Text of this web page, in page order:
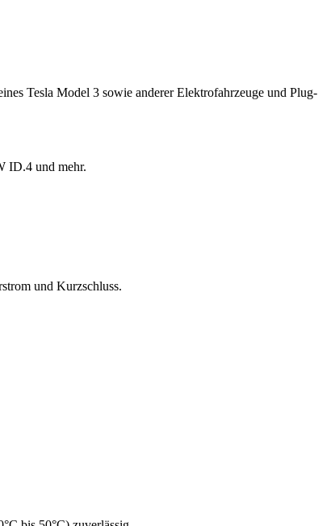
Tesla Model 3 sowie anderer Elektrofahrzeuge und Plug-
ID.4 und mehr.
und Kurzschluss.